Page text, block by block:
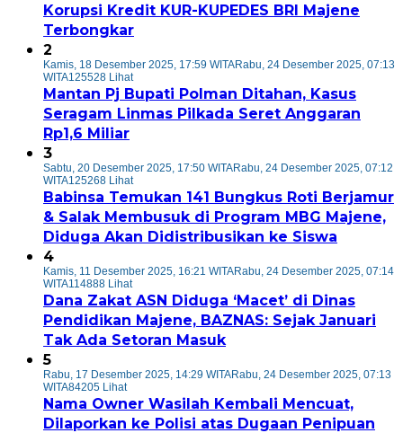
Korupsi Kredit KUR-KUPEDES BRI Majene
Terbongkar
2
Kamis, 18 Desember 2025, 17:59 WITARabu, 24 Desember 2025, 07:13
WITA125528 Lihat
Mantan Pj Bupati Polman Ditahan, Kasus
Seragam Linmas Pilkada Seret Anggaran
Rp1,6 Miliar
3
Sabtu, 20 Desember 2025, 17:50 WITARabu, 24 Desember 2025, 07:12
WITA125268 Lihat
Babinsa Temukan 141 Bungkus Roti Berjamur
& Salak Membusuk di Program MBG Majene,
Diduga Akan Didistribusikan ke Siswa
4
Kamis, 11 Desember 2025, 16:21 WITARabu, 24 Desember 2025, 07:14
WITA114888 Lihat
Dana Zakat ASN Diduga ‘Macet’ di Dinas
Pendidikan Majene, BAZNAS: Sejak Januari
Tak Ada Setoran Masuk
5
Rabu, 17 Desember 2025, 14:29 WITARabu, 24 Desember 2025, 07:13
WITA84205 Lihat
Nama Owner Wasilah Kembali Mencuat,
Dilaporkan ke Polisi atas Dugaan Penipuan